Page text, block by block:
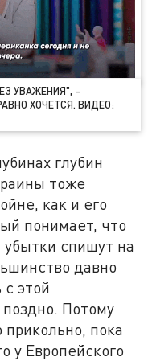
УВАЖЕНИЯ", –
ХОЧЕТСЯ. ВИДЕО:
глубин
тоже
как и его
понимает, что
убытки спишут на
давно
этой
Потому
пока
у Европейского